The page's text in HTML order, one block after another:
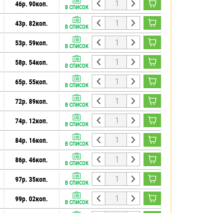
46р. 90коп. В СПИСОК
43р. 82коп. В СПИСОК
53р. 59коп. В СПИСОК
58р. 54коп. В СПИСОК
65р. 55коп. В СПИСОК
72р. 89коп. В СПИСОК
74р. 12коп. В СПИСОК
84р. 16коп. В СПИСОК
86р. 46коп. В СПИСОК
97р. 35коп. В СПИСОК
99р. 02коп. В СПИСОК